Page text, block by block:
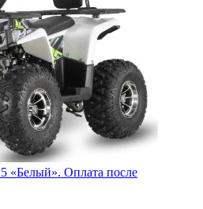
«Белый». Оплата после